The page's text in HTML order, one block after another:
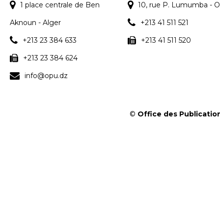
1 place centrale de Ben
Aknoun - Alger
+213 23 384 633
+213 23 384 624
info@opu.dz
10, rue P. Lumumba -
+213 41 511 521
+213 41 511 520
© Office des